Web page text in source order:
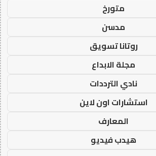
متورخ
مدسن
روتانا تسويق
مجلة الابداع
نادي الترددات
استشارات اون لاين
المعارف
هيدب فيديو